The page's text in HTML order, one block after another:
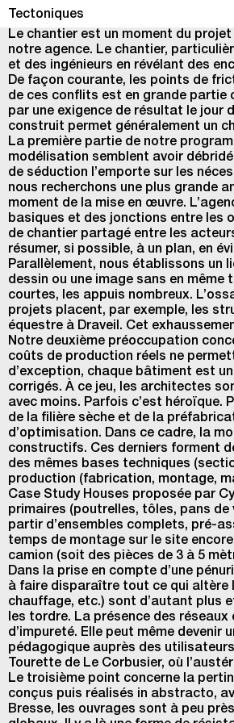
Tectoniques
Construire à sec
Le chantier est un moment du
notre agence. Le chantier,
et des ingénieurs en révélant des
De façon courante, les points de
de ces conflits est en grande partie
par une exigence de résultat le jour
construit permet généralement un
La première partie de notre
modélisation semblent avoir
de séduction l’emporte sur les
nous recherchons une plus grande
moment de la mise en œuvre.
basiques et des jonctions entre les
de chantier partagé entre les
résumer, si possible, à un plan, en
Parallèlement, nous établissons un
dessin ou une image sans en
courtes, les appuis nombreux.
projets placent, par exemple, les
équestre à Draveil. Cet
Notre deuxième préoccupation
coûts de production réels ne
d’exception, chaque bâtiment est
corrigés. À ce jeu, les architectes
avec moins. Parfois c’est
de la filière sèche et de la
d’optimisation. Dans ce cadre, la
constructifs. Ces derniers forment
des mêmes bases techniques
production (fabrication, montage,
Case Study Houses proposée par
primaires (poutrelles, tôles, pans de
partir d’ensembles complets, pré-
temps de montage sur le site
camion (soit des pièces de 3 à 5
Dans la prise en compte d’une
à faire disparaître tout ce qui altère
chauffage, etc.) sont d’autant plus
les tordre. La présence des
d’impureté. Elle peut même
pédagogique auprès des
Tourette de Le Corbusier, où
Le troisième point concerne la
conçus puis réalisés in abstracto,
Bresse, les ouvrages sont à peu